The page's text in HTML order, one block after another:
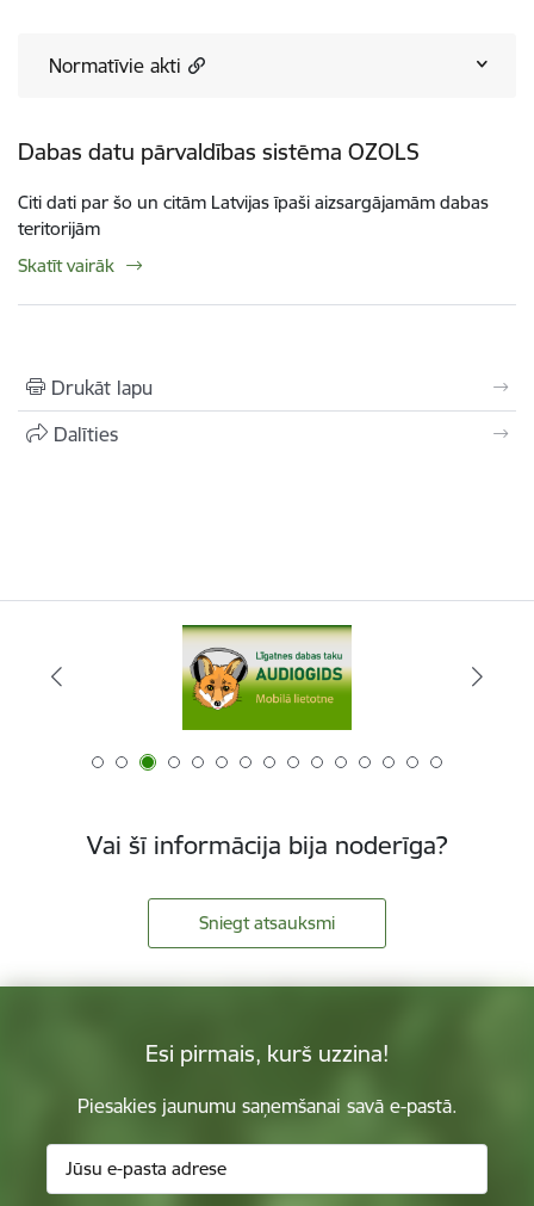
Normatīvie akti
Dabas datu pārvaldības sistēma OZOLS
Citi dati par šo un citām Latvijas īpaši aizsargājamām dabas
teritorijām
Skatīt vairāk
Drukāt lapu
Dalīties
Vai šī informācija bija noderīga?
Sniegt atsauksmi
Esi pirmais, kurš uzzina!
Piesakies jaunumu saņemšanai savā e-pastā.